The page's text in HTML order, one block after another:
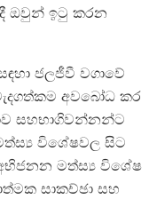
ඔවුන් ඉටු කරන
ජලජීවී වගාවේ
අවබෝධ කර
සහභාගිවන්නන්ට
විශේෂවල සිට
මත්ස්‍ය විශේෂ
සාකච්ඡා සහ